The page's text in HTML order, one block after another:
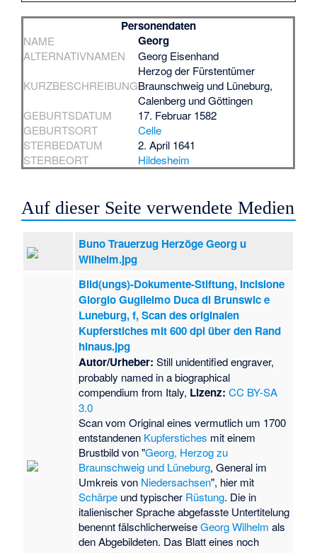
Personendaten
NAME Georg
ALTERNATIVNAMEN
Georg Eisenhand
KURZBESCHREIBUNG
Herzog der Fürstentümer
Braunschweig und Lüneburg,
Calenberg und Göttingen
GEBURTSDATUM
17. Februar 1582
GEBURTSORT
Celle
STERBEDATUM
2. April 1641
STERBEORT
Hildesheim
Auf dieser Seite verwendete Medien
Buno Trauerzug Herzöge Georg u
Wilhelm.jpg
Bild(ungs)-Dokumente-Stiftung, Incisione
Giorgio Guglielmo Duca di Brunswic e
Luneburg, f, Scan des originalen
Kupferstiches mit 600 dpi über den Rand
hinaus.jpg
Autor/Urheber: Still unidentified engraver,
probably named in a biographical
compendium from Italy, Lizenz: CC BY-SA
3.0
Scan vom Original eines vermutlich um 1700
entstandenen Kupferstiches mit einem
Brustbild von "Georg, Herzog zu
Braunschweig und Lüneburg, General im
Umkreis von Niedersachsen", hier mit
Schärpe und typischer Rüstung. Die in
italienischer Sprache abgefasste Untertitelung
benennt fälschlicherweiseGeorg Wilhelm als
den Abgebildeten. Das Blatt eines noch